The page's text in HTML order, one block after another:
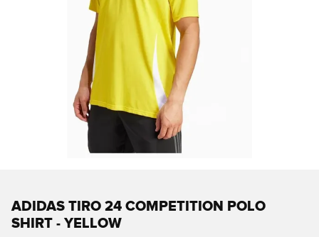
ADIDAS TIRO 24 COMPETITION POLO
SHIRT - YELLOW